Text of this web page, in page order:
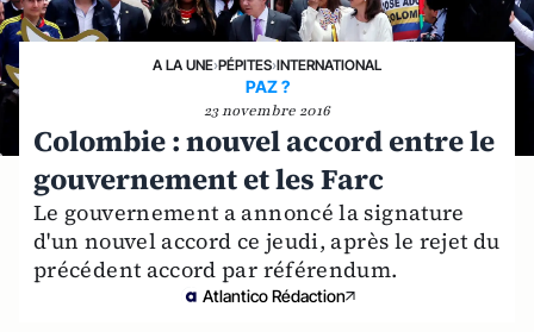
A LA UNE›PÉPITES›INTERNATIONAL
PAZ ?
23 novembre 2016
Colombie : nouvel accord entre le
gouvernement et les Farc
Le gouvernement a annoncé la signature
d'un nouvel accord ce jeudi, après le rejet du
précédent accord par référendum.
Atlantico Rédaction